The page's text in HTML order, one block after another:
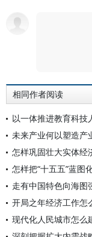
相同作者阅读
以一体推进教育科技
未来产业何以塑造产
怎样巩固壮大实体经
怎样把“十五五”蓝图
走有中国特色向海图
开局之年经济工作怎
现代化人民城市怎么